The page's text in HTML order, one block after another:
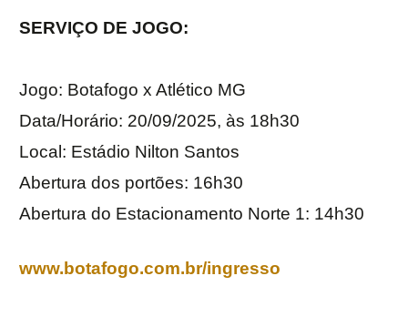
SERVIÇO DE JOGO:
Jogo: Botafogo x Atlético MG
Data/Horário: 20/09/2025, às 18h30
Local: Estádio Nilton Santos
Abertura dos portões: 16h30
Abertura do Estacionamento Norte 1: 14h30
www.botafogo.com.br/ingresso